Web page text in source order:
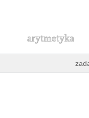
arytmetyka